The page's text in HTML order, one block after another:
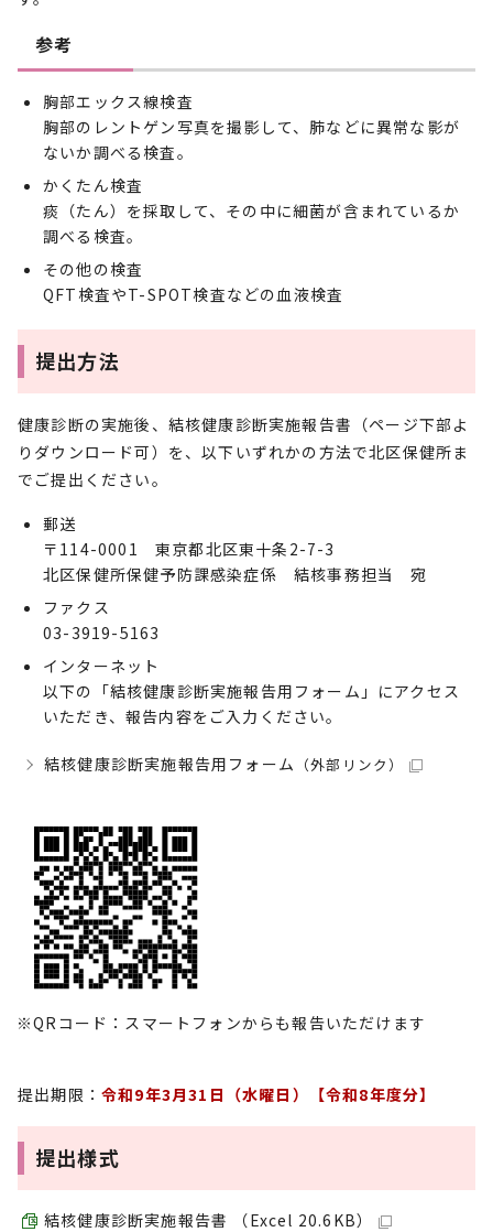
参考
胸部エックス線検査
胸部のレントゲン写真を撮影して、肺などに異常な影が
ないか調べる検査。
かくたん検査
痰（たん）を採取して、その中に細菌が含まれているか
調べる検査。
その他の検査
QFT検査やT-SPOT検査などの血液検査
提出方法
健康診断の実施後、結核健康診断実施報告書（ページ下部よ
りダウンロード可）を、以下いずれかの方法で北区保健所ま
でご提出ください。
郵送
〒114-0001 東京都北区東十条2-7-3
北区保健所保健予防課感染症係 結核事務担当 宛
ファクス
03-3919-5163
インターネット
以下の「結核健康診断実施報告用フォーム」にアクセス
いただき、報告内容をご入力ください。
結核健康診断実施報告用フォーム （外部リンク）
※QRコード：スマートフォンからも報告いただけます
提出期限： 令和9年3月31日（水曜日）【令和8年度分】
提出様式
結核健康診断実施報告書 （Excel 20.6KB）